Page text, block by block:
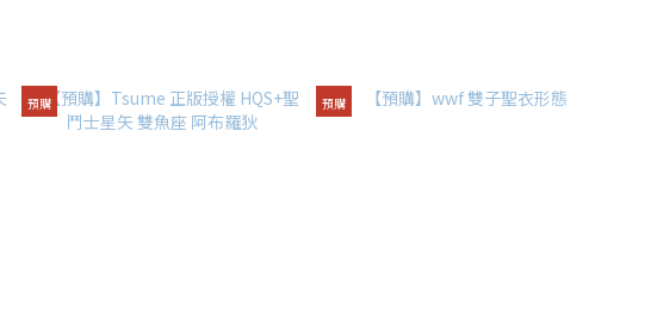
預購 預購